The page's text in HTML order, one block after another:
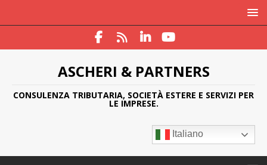
ASCHERI & PARTNERS
CONSULENZA TRIBUTARIA, SOCIETÀ ESTERE E SERVIZI PER
LE IMPRESE.
Italiano